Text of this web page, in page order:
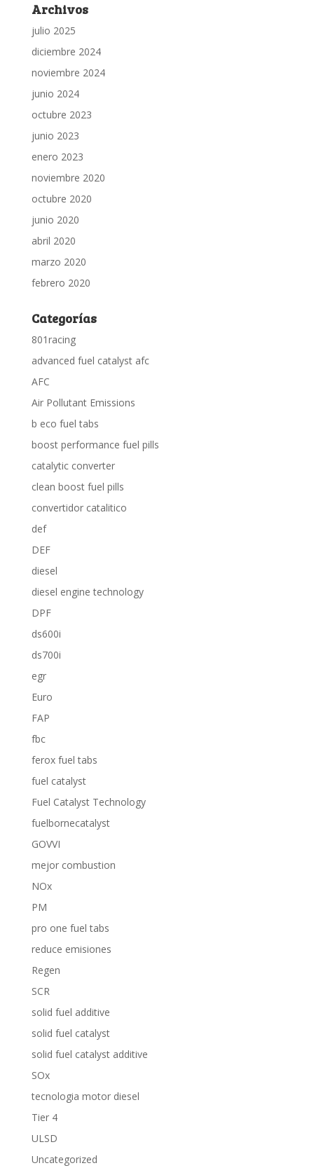
Archivos
julio 2025
diciembre 2024
noviembre 2024
junio 2024
octubre 2023
junio 2023
enero 2023
noviembre 2020
octubre 2020
junio 2020
abril 2020
marzo 2020
febrero 2020
Categorías
801racing
advanced fuel catalyst afc
AFC
Air Pollutant Emissions
b eco fuel tabs
boost performance fuel pills
catalytic converter
clean boost fuel pills
convertidor catalitico
def
DEF
diesel
diesel engine technology
DPF
ds600i
ds700i
egr
Euro
FAP
fbc
ferox fuel tabs
fuel catalyst
Fuel Catalyst Technology
fuelbornecatalyst
GOVVI
mejor combustion
NOx
PM
pro one fuel tabs
reduce emisiones
Regen
SCR
solid fuel additive
solid fuel catalyst
solid fuel catalyst additive
SOx
tecnologia motor diesel
Tier 4
ULSD
Uncategorized